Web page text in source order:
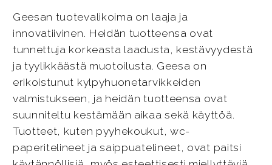
Geesan tuotevalikoima on laaja ja
innovatiivinen. Heidän tuotteensa ovat
tunnettuja korkeasta laadusta, kestävyydestä
ja tyylikkäästä muotoilusta. Geesa on
erikoistunut kylpyhuonetarvikkeiden
valmistukseen, ja heidän tuotteensa ovat
suunniteltu kestämään aikaa sekä käyttöä.
Tuotteet, kuten pyyhekoukut, wc-
paperitelineet ja saippuatelineet, ovat paitsi